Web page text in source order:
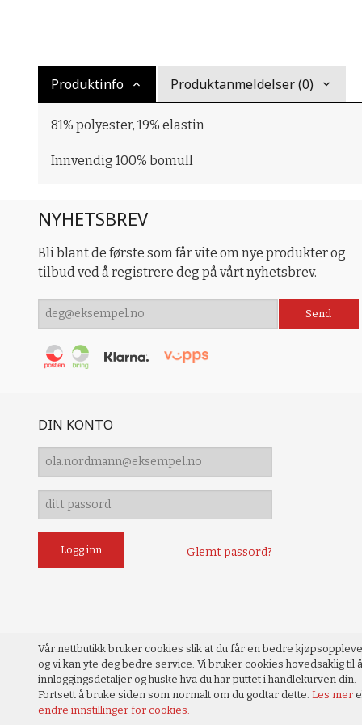
Produktinfo Produktanmeldelser (0)
81% polyester, 19% elastin
Innvendig 100% bomull
NYHETSBREV
Bli blant de første som får vite om nye produkter og
tilbud ved å registrere deg på vårt nyhetsbrev.
DIN KONTO
Glemt passord?
Vår nettbutikk bruker cookies slik at du får en bedre
og vi kan yte deg bedre service. Vi bruker cookies hovedsaklig til
innloggingsdetaljer og huske hva du har puttet i handlekurven din.
Fortsett å bruke siden som normalt om du godtar dette. Les mer
endre innstillinger for cookies.